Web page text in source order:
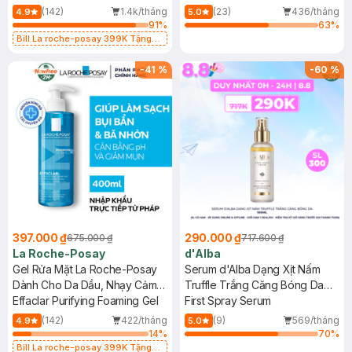
4.9 (142)
1.4k/tháng
91%
Bill La roche-posay 399K Tặng
(SL có hạn)
Milk (For Sensitive Skin)
SPF50+/PA++++
5.0 (23)
436/tháng
63%
-41 %
397.000 ₫675.000 ₫
La Roche-Posay
Gel Rửa Mặt La Roche-Posay
Dành Cho Da Dầu, Nhạy Cảm
400ml
Effaclar Purifying Foaming Gel
4.9 (142)
422/tháng
14%
Bill La roche-posay 399K Tặng
-60%
290.000 ₫717.600 ₫
d'Alba
Serum d'Alba Dạng Xịt Nấm
Truffle Trắng Căng Bóng Da
100ml
First Spray Serum
5.0 (9)
569/tháng
70%